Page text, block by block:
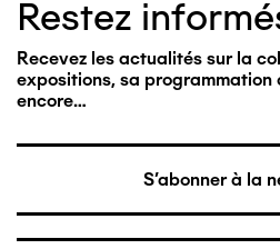
Restez
Recevez les actualités sur la
expositions, sa programmation
encore…
S'abonner à la